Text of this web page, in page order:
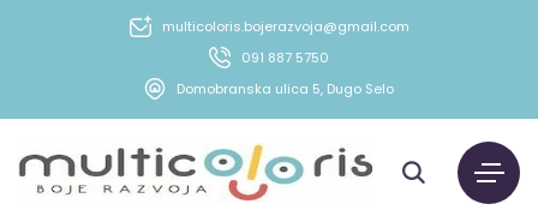
multicoloris.bojerazvoja@gmail.com
091 887 5750
Domobranska ulica 5, Dugo Selo